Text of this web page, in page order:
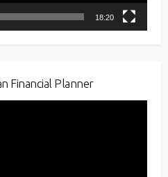
18:20
Financial Planner